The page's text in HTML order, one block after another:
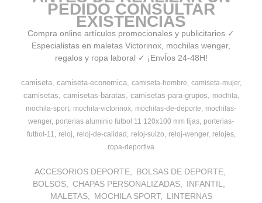
PEDIDO CONSULTAR
EXISTENCIAS
Compra online artículos promocionales y publicitarios ✓
Especialistas en maletas Victorinox, mochilas wenger,
regalos y ropa laboral ✓ ¡EnvÍos 24-48H!
camiseta camiseta-economica camiseta-hombre camiseta-mujer
camisetas camisetas-baratas camisetas-para-grupos
mochila
mochila-sport mochila-victorinox mochilas-de-deporte
mochilas-
wenger porterias aluminio futbol 11 120x100 mm fijas porterias-
futbol-11
reloj reloj-de-calidad reloj-suizo reloj-wenger
relojes
ropa-deportiva
ACCESORIOS DEPORTE
BOLSAS DE DEPORTE
BOLSOS
CHAPAS PERSONALIZADAS
INFANTIL
MALETAS
MOCHILA SPORT
LINTERNAS